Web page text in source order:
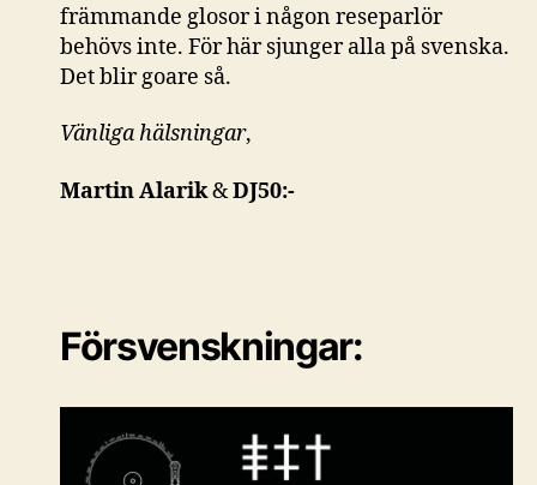
främmande glosor i någon reseparlör
behövs inte. För här sjunger alla på svenska.
Det blir goare så.
Vänliga hälsningar,
Martin Alarik&DJ50:-
Försvenskningar: